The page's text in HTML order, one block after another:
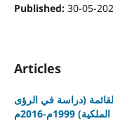
Published: 30-05-
Articles
(دراسة في الرؤى
1999م-2016م